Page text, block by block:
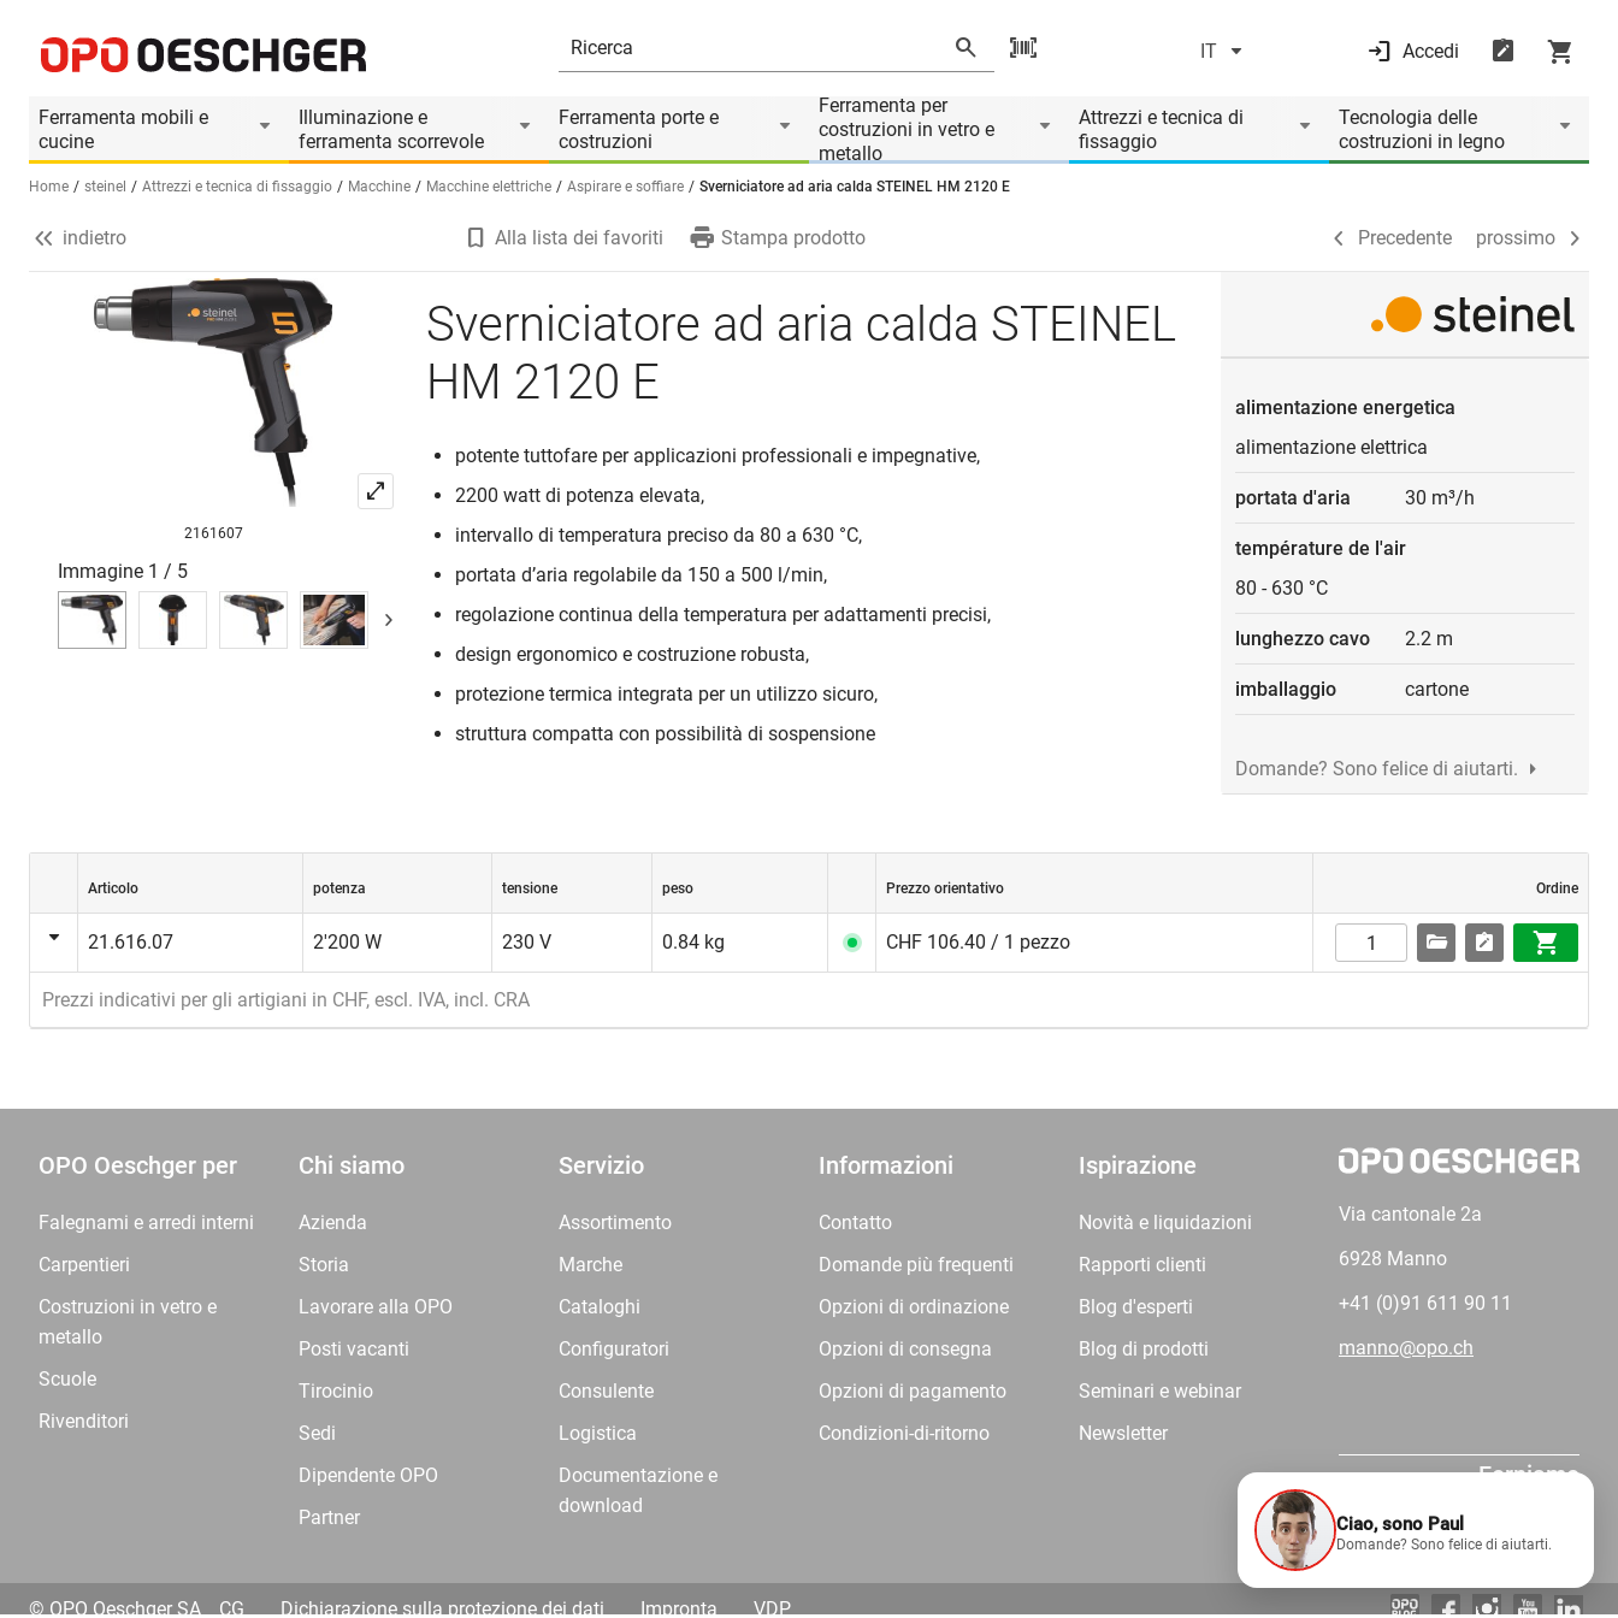
IT Accedi
Ferramenta mobili e
cucine
Illuminazione e
ferramenta scorrevole
Ferramenta porte e
costruzioni
Ferramenta per
costruzioni in vetro e
metallo
Attrezzi e tecnica di
fissaggio
Tecnologia delle
costruzioni in legno
Seleziona una lingua (IT)
Home steinel Attrezzi e tecnica di fissaggio Macchine Macchine elettriche Aspirare e soffiare Sverniciatore ad aria calda STEINEL HM 2120 E
Informazioni prodotto
Precedente prossimo
indietro Alla lista dei favoriti Stampa prodotto Precedente prossimo
2161607
Immagine 1 / 5
Sverniciatore ad aria calda STEINEL
HM 2120 E
potente tuttofare per applicazioni professionali e impegnative,
2200 watt di potenza elevata,
intervallo di temperatura preciso da 80 a 630 °C,
portata d’aria regolabile da 150 a 500 l/min,
regolazione continua della temperatura per adattamenti precisi,
design ergonomico e costruzione robusta,
protezione termica integrata per un utilizzo sicuro,
struttura compatta con possibilità di sospensione
alimentazione energetica
alimentazione elettrica
portata d'aria 30 m³/h
température de l'air
80 - 630 °C
lunghezzo cavo 2.2 m
imballaggio cartone
Domande? Sono felice di aiutarti.
Articolo potenza tensione peso Prezzo orientativo Ordine
21.616.07 2'200 W 230 V 0.84 kg CHF 106.40 / 1 pezzo
Prezzi indicativi per gli artigiani in CHF, escl. IVA, incl. CRA
OPO Oeschger per
Falegnami e arredi interni
Carpentieri
Costruzioni in vetro e
metallo
Scuole
Rivenditori
Chi siamo
Azienda
Storia
Lavorare alla OPO
Posti vacanti
Tirocinio
Sedi
Dipendente OPO
Partner
Servizio
Assortimento
Marche
Cataloghi
Configuratori
Consulente
Logistica
Documentazione e
download
Informazioni
Contatto
Domande più frequenti
Opzioni di ordinazione
Opzioni di consegna
Opzioni di pagamento
Condizioni-di-ritorno
Ispirazione
Novità e liquidazioni
Rapporti clienti
Blog d'esperti
Blog di prodotti
Seminari e webinar
Newsletter
Via cantonale 2a
6928 Manno
+41 (0)91 611 90 11
manno@opo.ch
Forniamo
competenza.
© OPO Oeschger SA CG Dichiarazione sulla protezione dei dati Impronta VDP
Ciao, sono Paul
Domande? Sono felice di aiutarti.